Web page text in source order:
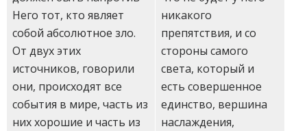
Него тот, кто являет
собой абсолютное зло.
От двух этих
источников, говорили
они, происходят все
события в мире, часть из
них хорошие и часть из
никакого
препятствия, и со
стороны самого
света, который и
есть совершенное
единство, вершина
наслаждения,